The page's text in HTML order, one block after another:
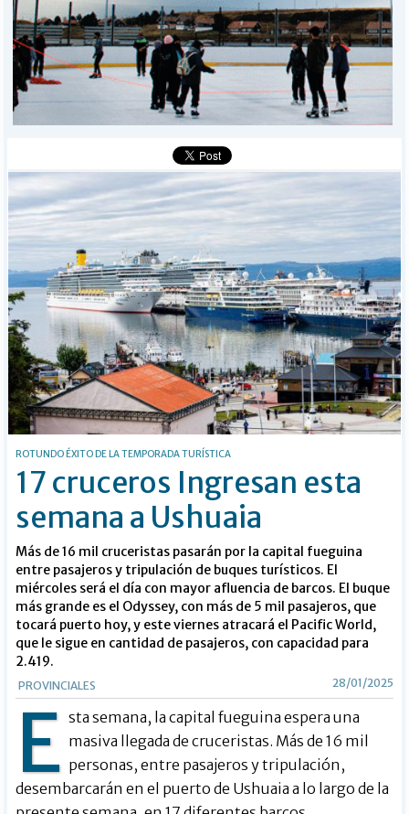
DEPORTES
POLICIALES
I-DIARIO
MÁS
BÚSQUEDA
ROTUNDO ÉXITO DE LA TEMPORADA TURÍSTICA
17 cruceros Ingresan esta
semana a Ushuaia
Más de 16 mil cruceristas pasarán por la capital fueguina
entre pasajeros y tripulación de buques turísticos. El
miércoles será el día con mayor afluencia de barcos. El buque
más grande es el Odyssey, con más de 5 mil pasajeros, que
tocará puerto hoy, y este viernes atracará el Pacific World,
que le sigue en cantidad de pasajeros, con capacidad para
2.419.
PROVINCIALES 28/01/2025
E sta semana, la capital fueguina espera una
masiva llegada de cruceristas. Más de 16 mil
personas, entre pasajeros y tripulación,
desembarcarán en el puerto de Ushuaia a lo largo de la